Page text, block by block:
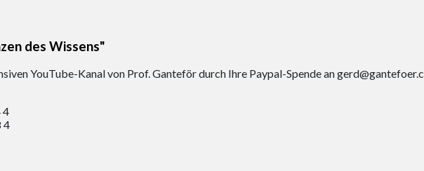
des Wissens"
YouTube-Kanal von Prof. Ganteför durch Ihre Paypal-Spende an
4
4